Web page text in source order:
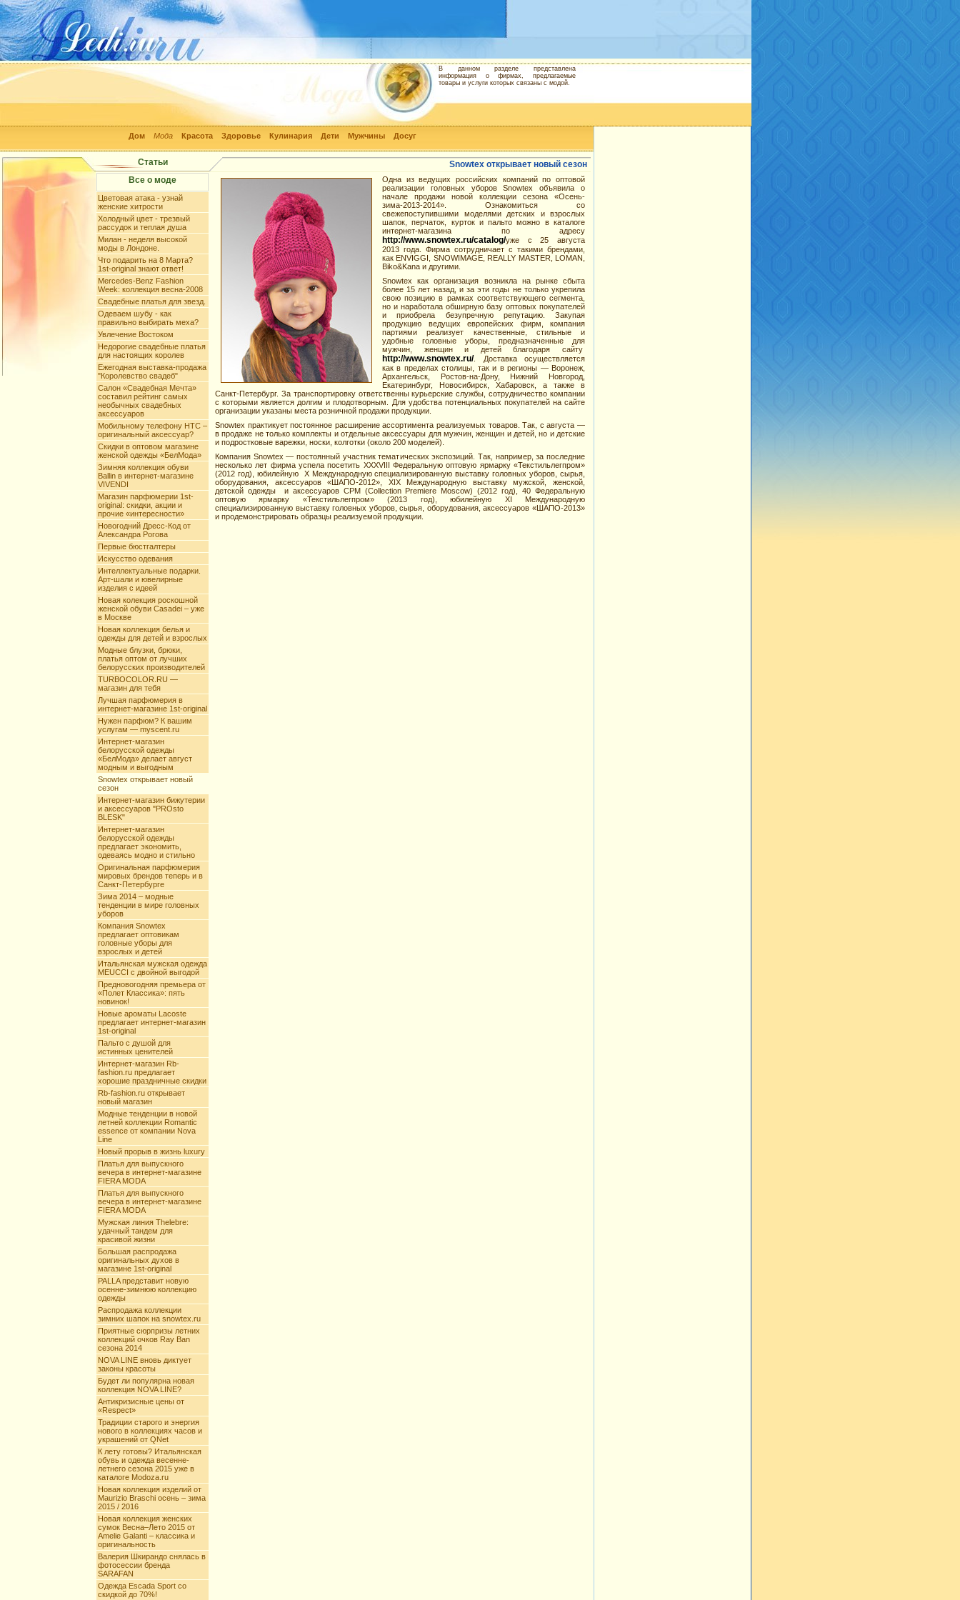
Дом Мода Красота Здоровье Кулинария Дети Мужчины Досуг
В данном разделе представлена
информация о фирмах, предлагаемые
товары и услуги которых связаны с модой.
Статьи
Snowtex открывает новый сезон
Все о моде
Цветовая атака - узнай
женские хитрости
Холодный цвет - трезвый
рассудок и теплая душа
Милан - неделя высокой
моды в Лондоне.
Что подарить на 8 Марта?
1st-original знают ответ!
Mercedes-Benz Fashion
Week: коллекция весна-2008
Свадебные платья для звезд.
Одеваем шубу - как
правильно выбирать меха?
Увлечение Востоком
Недорогие свадебные платья
для настоящих королев
Ежегодная выставка-продажа
"Королевство свадеб"
Салон «Свадебная Мечта»
составил рейтинг самых
необычных свадебных
аксессуаров
Мобильному телефону HTC –
оригинальный аксессуар?
Скидки в оптовом магазине
женской одежды «БелМода»
Зимняя коллекция обуви
Ballin в интернет-магазине
VIVENDI
Магазин парфюмерии 1st-
original: скидки, акции и
прочие «интересности»
Новогодний Дресс-Код от
Александра Рогова
Первые бюстгалтеры
Искусство одевания
Интеллектуальные подарки.
Арт-шали и ювелирные
изделия с идеей
Новая колекция роскошной
женской обуви Casadei – уже
в Москве
Новая коллекция белья и
одежды для детей и взрослых
Модные блузки, брюки,
платья оптом от лучших
белорусских производителей
TURBOCOLOR.RU —
магазин для тебя
Лучшая парфюмерия в
интернет-магазине 1st-original
Нужен парфюм? К вашим
услугам — myscent.ru
Интернет-магазин
белорусской одежды
«БелМода» делает август
модным и выгодным
Snowtex открывает новый
сезон
Интернет-магазин бижутерии
и аксессуаров "PROsto
BLESK"
Интернет-магазин
белорусской одежды
предлагает экономить,
одеваясь модно и стильно
Оригинальная парфюмерия
мировых брендов теперь и в
Санкт-Петербурге
Зима 2014 – модные
тенденции в мире головных
уборов
Компания Snowtex
предлагает оптовикам
головные уборы для
взрослых и детей
Итальянская мужская одежда
MEUCCI с двойной выгодой
Предновогодняя премьера от
«Полет Классика»: пять
новинок!
Новые ароматы Lacoste
предлагает интернет-магазин
1st-original
Пальто с душой для
истинных ценителей
Интернет-магазин Rb-
fashion.ru предлагает
хорошие праздничные скидки
Rb-fashion.ru открывает
новый магазин
Модные тенденции в новой
летней коллекции Romantic
essence от компании Nova
Line
Новый прорыв в жизнь luxury
Платья для выпускного
вечера в интернет-магазине
FIERA MODA
Платья для выпускного
вечера в интернет-магазине
FIERA MODA
Мужская линия Thelebre:
удачный тандем для
красивой жизни
Большая распродажа
оригинальных духов в
магазине 1st-original
PALLA представит новую
осенне-зимнюю коллекцию
одежды
Распродажа коллекции
зимних шапок на snowtex.ru
Приятные сюрпризы летних
коллекций очков Ray Ban
сезона 2014
NOVA LINE вновь диктует
законы красоты
Будет ли популярна новая
коллекция NOVA LINE?
Антикризисные цены от
«Respect»
Традиции старого и энергия
нового в коллекциях часов и
украшений от QNet
К лету готовы? Итальянская
обувь и одежда весенне-
летнего сезона 2015 уже в
каталоге Modoza.ru
Новая коллекция изделий от
Maurizio Braschi осень – зима
2015 / 2016
Новая коллекция женских
сумок Весна–Лето 2015 от
Amelie Galanti – классика и
оригинальность
Валерия Шкирандо снялась в
фотосессии бренда
SARAFAN
Одежда Escada Sport со
скидкой до 70%!
Одна из ведущих российских компаний по оптовой
реализации головных уборов Snowtex объявила о
начале продажи новой коллекции сезона «Осень-
зима-2013-2014». Ознакомиться со
свежепоступившими моделями детских и взрослых
шапок, перчаток, курток и пальто можно в каталоге
интернет-магазина по адресу
http://www.snowtex.ru/catalog/уже с 25 августа
2013 года. Фирма сотрудничает с такими брендами,
как ENVIGGI, SNOWIMAGE, REALLY MASTER, LOMAN,
Biko&Kana и другими.
Snowtex как организация возникла на рынке сбыта
более 15 лет назад, и за эти годы не только укрепила
свою позицию в рамках соответствующего сегмента,
но и наработала обширную базу оптовых покупателей
и приобрела безупречную репутацию. Закупая
продукцию ведущих европейских фирм, компания
партиями реализует качественные, стильные и
удобные головные уборы, предназначенные для
мужчин, женщин и детей благодаря сайту
http://www.snowtex.ru/. Доставка осуществляется
как в пределах столицы, так и в регионы — Воронеж,
Архангельск, Ростов-на-Дону, Нижний Новгород,
Екатеринбург, Новосибирск, Хабаровск, а также в
Санкт-Петербург. За транспортировку ответственны курьерские службы, сотрудничество компании
с которыми является долгим и плодотворным. Для удобства потенциальных покупателей на сайте
организации указаны места розничной продажи продукции.
Snowtex практикует постоянное расширение ассортимента реализуемых товаров. Так, с августа —
в продаже не только комплекты и отдельные аксессуары для мужчин, женщин и детей, но и детские
и подростковые варежки, носки, колготки (около 200 моделей).
Компания Snowtex — постоянный участник тематических экспозиций. Так, например, за последние
несколько лет фирма успела посетить XXXVIII Федеральную оптовую ярмарку «Текстильлегпром»
(2012 год), юбилейную X Международную специализированную выставку головных уборов, сырья,
оборудования, аксессуаров «ШАПО-2012», XIX Международную выставку мужской, женской,
детской одежды и аксессуаров CPM (Collection Premiere Moscow) (2012 год), 40 Федеральную
оптовую ярмарку «Текстильлегпром» (2013 год), юбилейную XI Международную
специализированную выставку головных уборов, сырья, оборудования, аксессуаров «ШАПО-2013»
и продемонстрировать образцы реализуемой продукции.